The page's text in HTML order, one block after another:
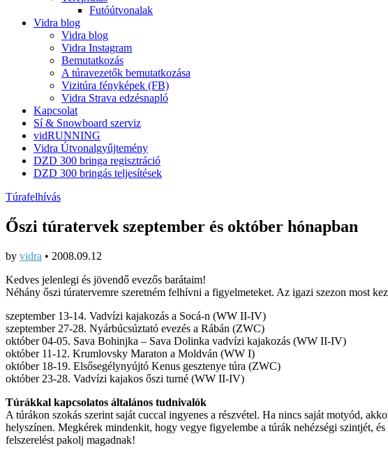
Futóútvonalak
Vidra blog
Vidra blog
Vidra Instagram
Bemutatkozás
A túravezetők bemutatkozása
Vizitúra fényképek (FB)
Vidra Strava edzésnapló
Kapcsolat
Sí & Snowboard szerviz
vidRUNNING
Vidra Útvonalgyűjtemény
DZD 300 bringa regisztráció
DZD 300 bringás teljesítések
Túrafelhívás
Őszi túratervek szeptember és október hónapban
by vidra • 2008.09.12
Kedves jelenlegi és jövendő evezős barátaim!
Néhány őszi túratervemre szeretném felhívni a figyelmeteket. Az igazi szezon most
szeptember 13-14. Vadvízi kajakozás a Socá-n (WW II-IV)
szeptember 27-28. Nyárbúcsúztató evezés a Rábán (ZWC)
október 04-05. Sava Bohinjka – Sava Dolinka vadvízi kajakozás (WW II-IV)
október 11-12. Krumlovsky Maraton a Moldván (WW I)
október 18-19. Elsősegélynyújtó Kenus gesztenye túra (ZWC)
október 23-28. Vadvízi kajakos őszi turné (WW II-IV)
Túrákkal kapcsolatos általános tudnivalók
A túrákon szokás szerint saját cuccal ingyenes a részvétel. Ha nincs saját motyód,
helyszínen. Megkérek mindenkit, hogy vegye figyelembe a túrák nehézségi szintjét,
felszerelést pakolj magadnak!